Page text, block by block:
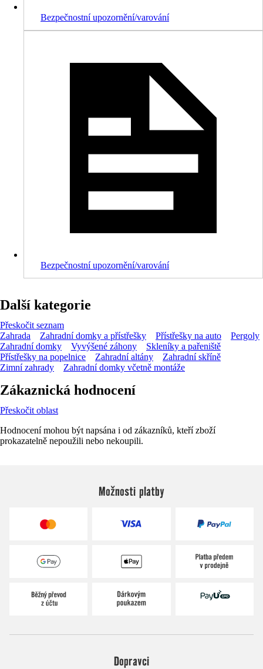
Bezpečnostní upozornění/varování
Bezpečnostní upozornění/varování
Další kategorie
Přeskočit seznam
Zahrada
Zahradní domky a přístřešky Přístřešky na auto
Pergoly
Zahradní domky
Vyvýšené záhony
Skleníky a pařeniště
Přístřešky na popelnice
Zahradní altány
Zahradní skříně
Zimní zahrady
Zahradní domky včetně montáže
Zákaznická hodnocení
Přeskočit oblast
Hodnocení mohou být napsána i od zákazníků, kteří zboží
prokazatelně nepoužili nebo nekoupili.
Možnosti platby
Dopravci